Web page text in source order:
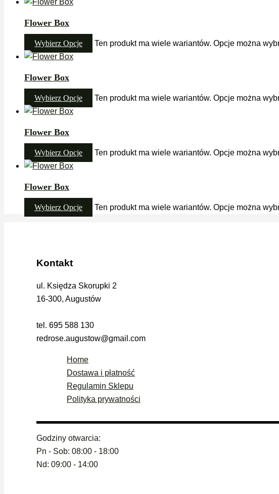
Flower Box
Wybierz Opcje Ten produkt ma wiele wariantów. Opcje można
Flower Box
Wybierz Opcje Ten produkt ma wiele wariantów. Opcje można
Flower Box
Wybierz Opcje Ten produkt ma wiele wariantów. Opcje można
Flower Box
Wybierz Opcje Ten produkt ma wiele wariantów. Opcje można
Kontakt
ul. Księdza Skorupki 2
16-300, Augustów
tel. 695 588 130
redrose.augustow@gmail.com
Home
Dostawa i płatność
Regulamin Sklepu
Polityka prywatności
Godziny otwarcia:
Pn - Sob: 08:00 - 18:00
Nd: 09:00 - 14:00